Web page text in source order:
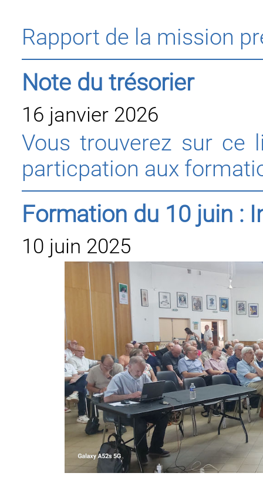
Rapport de la mission
Note du trésorier
16 janvier 2026
Vous trouverez sur ce
particpation aux
Formation du 10 juin :
10 juin 2025